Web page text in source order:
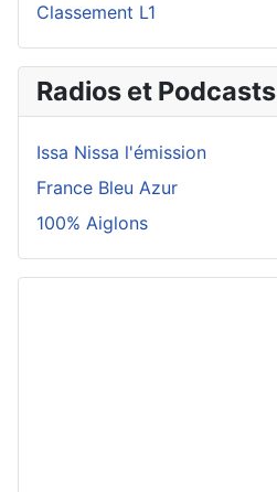
Classement L1
Radios et Podcasts
Issa Nissa l'émission
France Bleu Azur
100% Aiglons